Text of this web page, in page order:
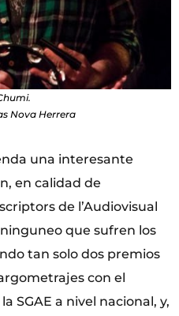
Nova Herrera
una interesante
en calidad de
de l’Audiovisual
que sufren los
tan solo dos premios
con el
SGAE a nivel nacional, y,